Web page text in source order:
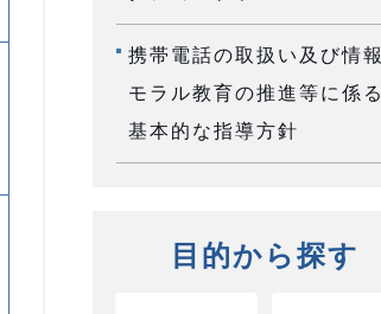
携帯電話の取扱い及び情報
モラル教育の推進等に係る
基本的な指導方針
目的から探す